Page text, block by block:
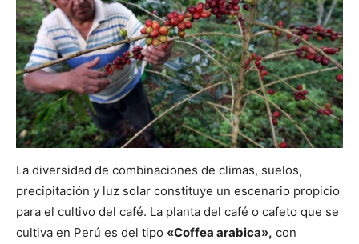
La diversidad de combinaciones de climas, suelos,
precipitación y luz solar constituye un escenario propicio
para el cultivo del café. La planta del café o cafeto que se
cultiva en Perú es del tipo «Coffea arabica», con